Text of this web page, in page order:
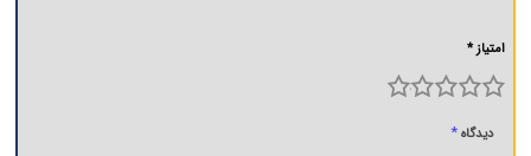
امتیاز *
4 3 2 1
دیدگاه*